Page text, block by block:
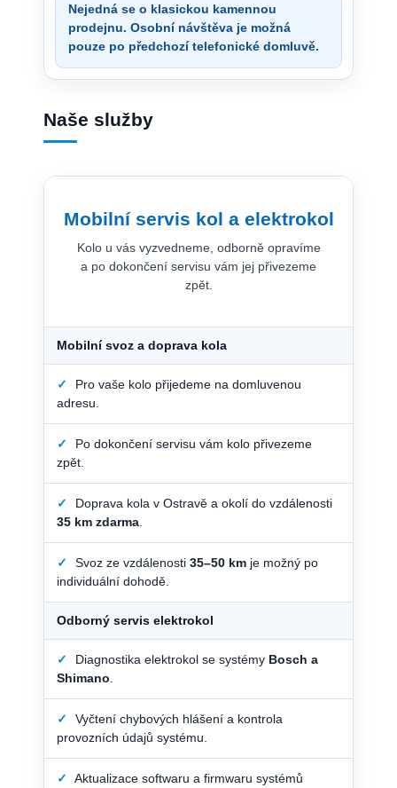
Nejedná se o klasickou kamennou
prodejnu. Osobní návštěva je možná
pouze po předchozí telefonické domluvě.
Naše služby
Mobilní servis kol a elektrokol
Kolo u vás vyzvedneme, odborně opravíme
a po dokončení servisu vám jej přivezeme
zpět.
Mobilní svoz a doprava kola
✓
Pro vaše kolo přijedeme na domluvenou
adresu.
✓
Po dokončení servisu vám kolo přivezeme
zpět.
✓
Doprava kola v Ostravě a okolí do vzdálenosti
35 km zdarma
✓ Svoz ze vzdálenosti 35–50 km je možný po
individuální dohodě.
Odborný servis elektrokol
✓ Diagnostika elektrokol se systémy Bosch a
Shimano
✓
Vyčtení chybových hlášení a kontrola
provozních údajů systému.
✓
Aktualizace softwaru a firmwaru systémů